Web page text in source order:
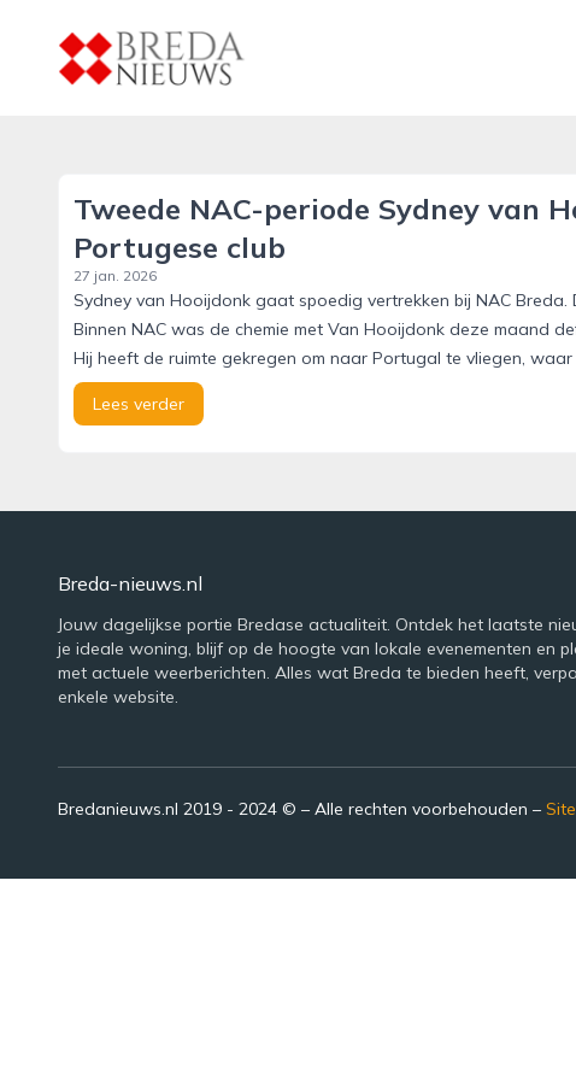
breda-nieuws.nl
Tweede NAC-periode Sydney van
Portugese club
27 jan. 2026
Sydney van Hooijdonk gaat spoedig vertrekken bij NAC
Binnen NAC was de chemie met Van Hooijdonk deze maand
Hij heeft de ruimte gekregen om naar Portugal te vliegen,
Lees verder
Breda-nieuws.nl
Jouw dagelijkse portie Bredase actualiteit. Ontdek het laatste
je ideale woning, blijf op de hoogte van lokale evenementen en
met actuele weerberichten. Alles wat Breda te bieden heeft,
enkele website.
Bredanieuws.nl 2019 - 2024 © – Alle rechten voorbehouden –